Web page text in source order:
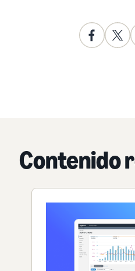
Contenido